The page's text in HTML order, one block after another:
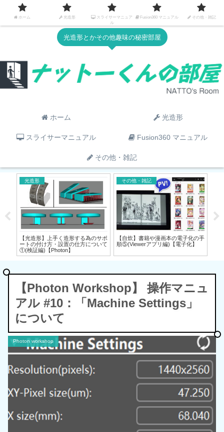
光造形とかその他趣味の秘密部屋
ホーム 光造形
スライサーマニュアル Fusion360 マニュアル
その他・雑記
光造形
【光造形】上手く造形する為のサポ
ートの付け方・設置の仕方について
①(検証編)【Photon】
その他・雑記
【自炊】書籍や漫画本の電子化の手
順⑤(Viewerアプリ編)【電子化】
【Photon Workshop】 操作マニュ
アル #10：「Machine Settings」
について
Photon workshop
ホーム 光造形
スライサーマニュア
ル
Fusion360 マニュアル その他・雑記